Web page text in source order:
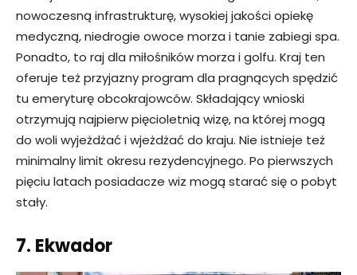
nowoczesną infrastrukturę, wysokiej jakości opiekę
medyczną, niedrogie owoce morza i tanie zabiegi spa.
Ponadto, to raj dla miłośników morza i golfu. Kraj ten
oferuje też przyjazny program dla pragnących spędzić
tu emeryturę obcokrajowców. Składający wnioski
otrzymują najpierw pięcioletnią wizę, na której mogą
do woli wyjeżdżać i wjeżdżać do kraju. Nie istnieje też
minimalny limit okresu rezydencyjnego. Po pierwszych
pięciu latach posiadacze wiz mogą starać się o pobyt
stały.
7. Ekwador